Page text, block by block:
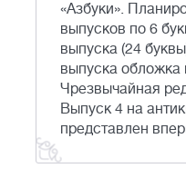
«Азбуки».
выпусков по 6
выпуска (24
выпуска обложка
Чрезвычайная
Выпуск 4 на
представлен